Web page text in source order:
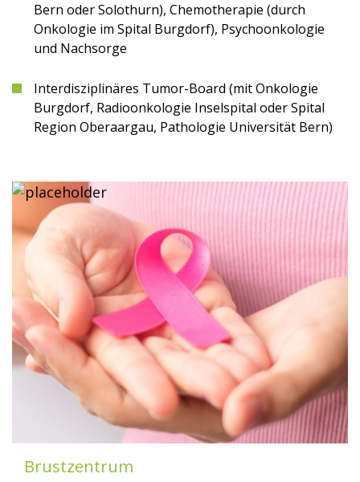
Bern oder Solothurn), Chemotherapie (durch
Onkologie im Spital Burgdorf), Psychoonkologie
und Nachsorge
Interdisziplinäres Tumor-Board (mit Onkologie
Burgdorf, Radioonkologie Inselspital oder Spital
Region Oberaargau, Pathologie Universität Bern)
Brustzentrum